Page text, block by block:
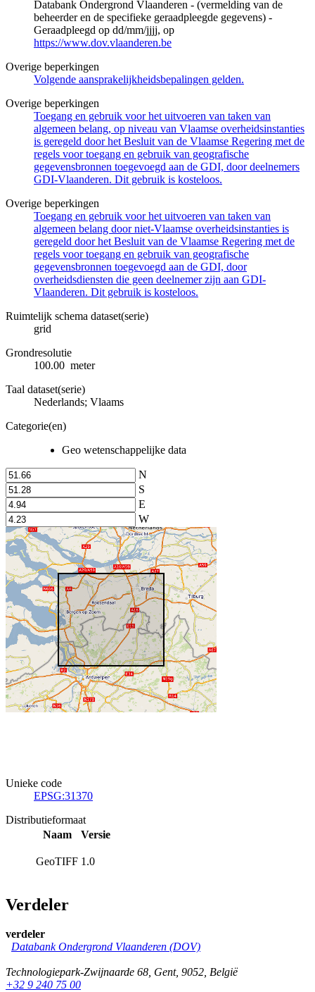
Databank Ondergrond Vlaanderen - (vermelding van de
beheerder en de specifieke geraadpleegde gegevens) -
Geraadpleegd op dd/mm/jjjj, op
https://www.dov.vlaanderen.be
Overige beperkingen
Volgende aansprakelijkheidsbepalingen gelden.
Overige beperkingen
Toegang en gebruik voor het uitvoeren van taken van
algemeen belang, op niveau van Vlaamse overheidsinstanties
is geregeld door het Besluit van de Vlaamse Regering met de
regels voor toegang en gebruik van geografische
gegevensbronnen toegevoegd aan de GDI, door deelnemers
GDI-Vlaanderen. Dit gebruik is kosteloos.
Overige beperkingen
Toegang en gebruik voor het uitvoeren van taken van
algemeen belang door niet-Vlaamse overheidsinstanties is
geregeld door het Besluit van de Vlaamse Regering met de
regels voor toegang en gebruik van geografische
gegevensbronnen toegevoegd aan de GDI, door
overheidsdiensten die geen deelnemer zijn aan GDI-
Vlaanderen. Dit gebruik is kosteloos.
Ruimtelijk schema dataset(serie)
grid
Grondresolutie
100.00 meter
Taal dataset(serie)
Nederlands; Vlaams
Categorie(en)
Geo wetenschappelijke data
N
S
E
W
Unieke code
EPSG:31370
Distributieformaat
Naam
Versie
GeoTIFF 1.0
Verdeler
verdeler
Databank Ondergrond Vlaanderen (DOV)
Technologiepark-Zwijnaarde 68, Gent, 9052, België
+32 9 240 75 00